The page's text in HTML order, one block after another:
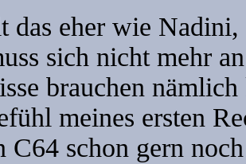
das eher wie
sich nicht mehr
brauchen
meines ersten
C64 schon gern